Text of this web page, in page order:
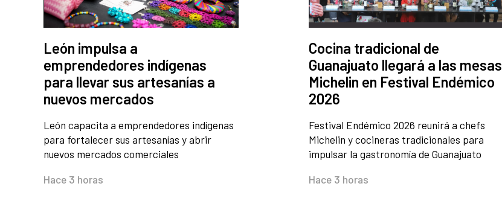
León impulsa a
emprendedores indígenas
para llevar sus artesanías a
nuevos mercados
León capacita a emprendedores indígenas
para fortalecer sus artesanías y abrir
nuevos mercados comerciales
Hace 3 horas
Cocina tradicional de
Guanajuato llegará a las mesas
Michelin en Festival Endémico
2026
Festival Endémico 2026 reunirá a chefs
Michelin y cocineras tradicionales para
impulsar la gastronomía de Guanajuato
Hace 3 horas